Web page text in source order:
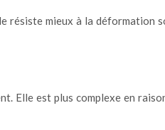
mieux à la déformation
Elle est plus complexe en